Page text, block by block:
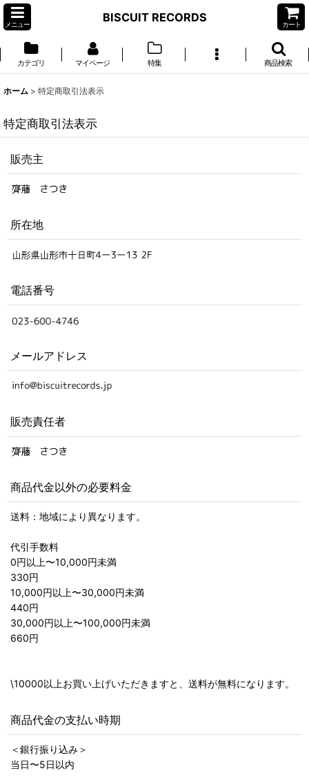
メニュー
BISCUIT RECORDS
カート
カテゴリ マイページ 特集 商品検索
ホーム > 特定商取引法表示
特定商取引法表示
販売主
所在地
電話番号
メールアドレス
販売責任者
商品代金以外の必要料金
送料：地域により異なります。
代引手数料
0円以上〜10,000円未満
330円
10,000円以上〜30,000円未満
440円
30,000円以上〜100,000円未満
660円
\10000以上お買い上げいただきますと、送料が無料になります。
商品代金の支払い時期
＜銀行振り込み＞
当日〜5日以内